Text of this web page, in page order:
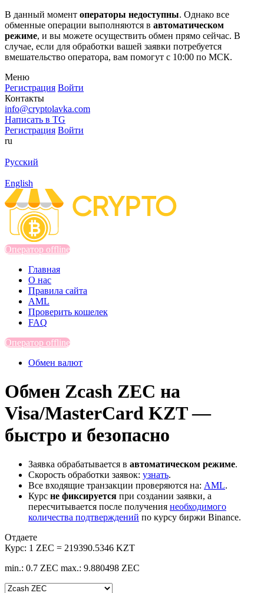
В данный момент операторы недоступны. Однако все
обменные операции выполняются в автоматическом
режиме, и вы можете осуществить обмен прямо сейчас. В
случае, если для обработки вашей заявки потребуется
вмешательство оператора, вам помогут с 10:00 по МСК.
Меню
Регистрация Войти
Контакты
info@cryptolavka.com
Написать в TG
Регистрация Войти
ru
Русский
English
Оператор offline
Главная
О нас
Правила сайта
AML
Проверить кошелек
FAQ
Оператор offline
Обмен валют
Обмен Zcash ZEC на
Visa/MasterCard KZT —
быстро и безопасно
Заявка обрабатывается в автоматическом режиме.
Скорость обработки заявок: узнать.
Все входящие транзакции проверяются на: AML.
Курс не фиксируется при создании заявки, а
пересчитывается после получения необходимого
количества подтверждений по курсу биржи Binance.
Отдаете
Курс: 1 ZEC = 219390.5346 KZT
min.: 0.7 ZEC max.: 9.880498 ZEC